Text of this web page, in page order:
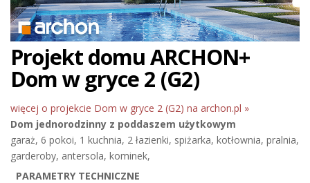
Projekt domu ARCHON+
Dom w gryce 2 (G2)
więcej o projekcie Dom w gryce 2 (G2) na archon.pl »
Dom jednorodzinny z poddaszem użytkowym
garaż, 6 pokoi, 1 kuchnia, 2 łazienki, spiżarka, kotłownia, pralnia,
garderoby, antersola, kominek,
PARAMETRY TECHNICZNE